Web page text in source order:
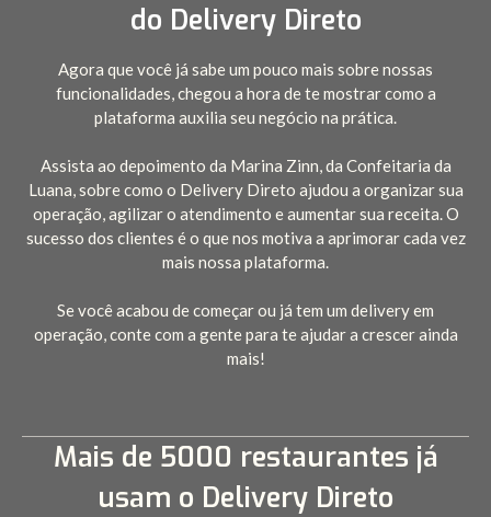
do Delivery Direto
Agora que você já sabe um pouco mais sobre nossas
funcionalidades, chegou a hora de te mostrar como a
plataforma auxilia seu negócio na prática.
Assista ao depoimento da Marina Zinn, da Confeitaria da
Luana, sobre como o Delivery Direto ajudou a organizar sua
operação, agilizar o atendimento e aumentar sua receita. O
sucesso dos clientes é o que nos motiva a aprimorar cada vez
mais nossa plataforma.
Se você acabou de começar ou já tem um delivery em
operação, conte com a gente para te ajudar a crescer ainda
mais!
Mais de 5000 restaurantes já
usam o Delivery Direto